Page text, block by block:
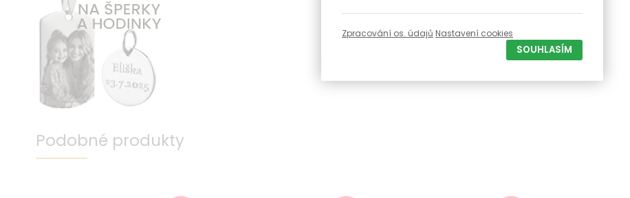
Podobné produkty
Zpracování os. údajů Nastavení cookies
SOUHLASÍM